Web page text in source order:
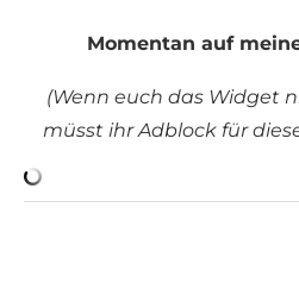
Momentan auf
(Wenn euch das Widget
müsst ihr Adblock für